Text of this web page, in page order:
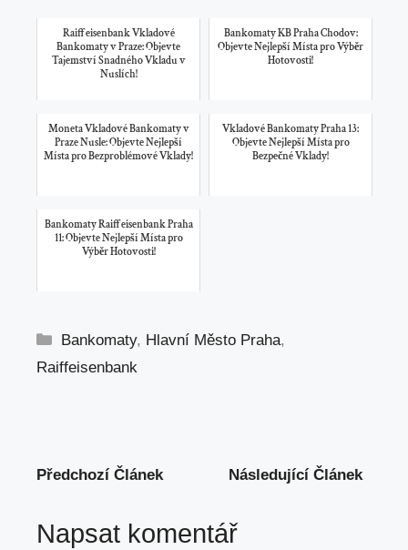
Raiffeisenbank Vkladové
Bankomaty v Praze: Objevte
Tajemství Snadného Vkladu v
Nuslích!
Bankomaty KB Praha Chodov:
Objevte Nejlepší Místa pro Výběr
Hotovosti!
Moneta Vkladové Bankomaty v
Praze Nusle: Objevte Nejlepší
Místa pro Bezproblémové Vklady!
Vkladové Bankomaty Praha 13:
Objevte Nejlepší Místa pro
Bezpečné Vklady!
Bankomaty Raiffeisenbank Praha
11: Objevte Nejlepší Místa pro
Výběr Hotovosti!
Rubriky
Bankomaty, Hlavní Město Praha,
Raiffeisenbank
Předchozí Článek Následující Článek
Napsat komentář